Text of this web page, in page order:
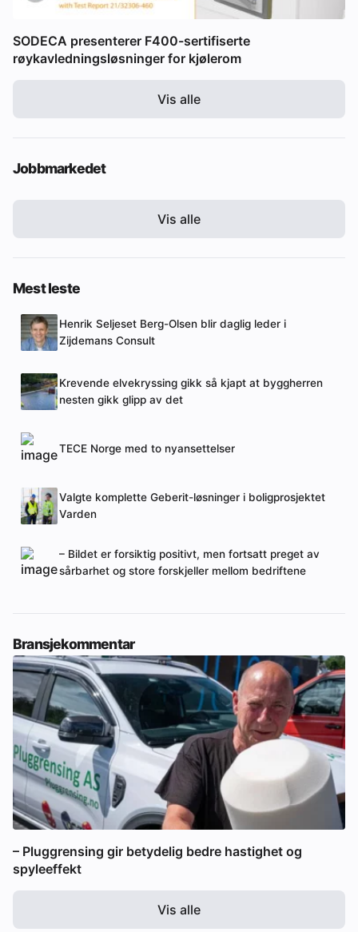
SODECA presenterer F400-sertifiserte
røykavledningsløsninger for kjølerom
Vis alle
Jobbmarkedet
Vis alle
Mest leste
Henrik Seljeset Berg-Olsen blir daglig leder i
Zijdemans Consult
Krevende elvekryssing gikk så kjapt at byggherren
nesten gikk glipp av det
TECE Norge med to nyansettelser
Valgte komplette Geberit-løsninger i boligprosjektet
Varden
– Bildet er forsiktig positivt, men fortsatt preget av
sårbarhet og store forskjeller mellom bedriftene
Bransjekommentar
– Pluggrensing gir betydelig bedre hastighet og
spyleeffekt
Vis alle